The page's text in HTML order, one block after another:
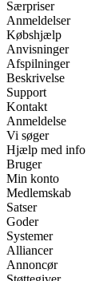
Særpriser
Anmeldelser
Købshjælp
Anvisninger
Afspilninger
Beskrivelse
Support
Kontakt
Anmeldelse
Vi søger
Hjælp med info
Bruger
Min konto
Medlemskab
Satser
Goder
Systemer
Alliancer
Annoncør